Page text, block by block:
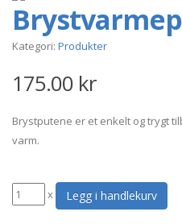
Kategori: Produkter
175.00 kr
Brystputene er et enkelt og trygt
varm.
x